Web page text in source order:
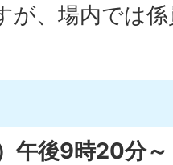
が、場内では
午後9時20分～